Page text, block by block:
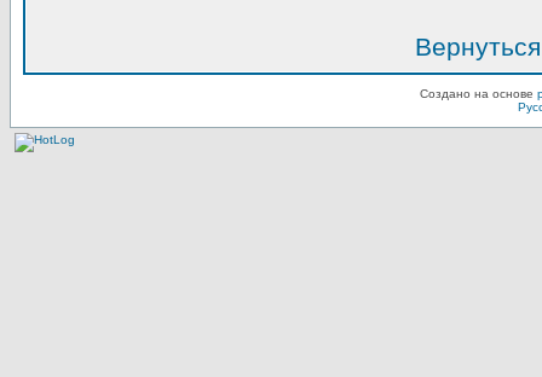
Создано на основе